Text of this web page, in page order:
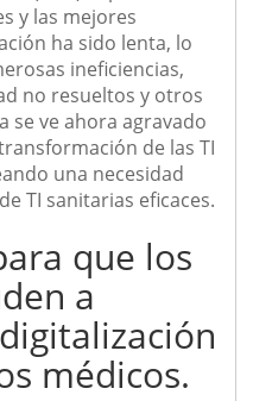
y las mejores
ha sido lenta, lo
ineficiencias,
no resueltos y otros
se ve ahora agravado
de las TI
una necesidad
TI sanitarias eficaces.
que los
a
médicos.